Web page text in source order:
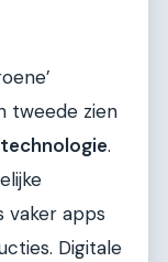
tweede zien
.
vaker apps
Digitale